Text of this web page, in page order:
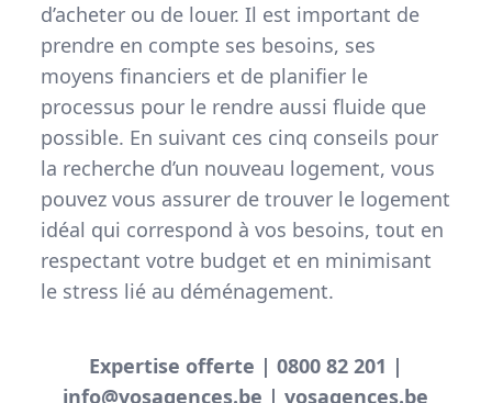
d’acheter ou de louer. Il est important de
prendre en compte ses besoins, ses
moyens financiers et de planifier le
processus pour le rendre aussi fluide que
possible. En suivant ces cinq conseils pour
la recherche d’un nouveau logement, vous
pouvez vous assurer de trouver le logement
idéal qui correspond à vos besoins, tout en
respectant votre budget et en minimisant
le stress lié au déménagement.
Expertise offerte | 0800 82 201 |
info@vosagences.be | vosagences.be